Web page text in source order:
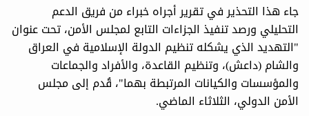
جاء هذا التحذير في تقرير أجراه خبراء من فريق الدعم
التحليلي ورصد تنفيذ الجزاءات التابع لمجلس الأمن، تحت عنوان
"التهديد الذي يشكله تنظيم الدولة الإسلامية في العراق
والشام (داعش)، وتنظيم القاعدة، والأفراد والجماعات
والمؤسسات والكيانات المرتبطة بهما"، قُدم إلى مجلس
الأمن الدولي، الثلاثاء الماضي.